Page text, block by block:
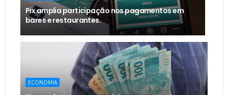
Pix amplia participação nos pagamentos em
bares e restaurantes.
ECONOMIA